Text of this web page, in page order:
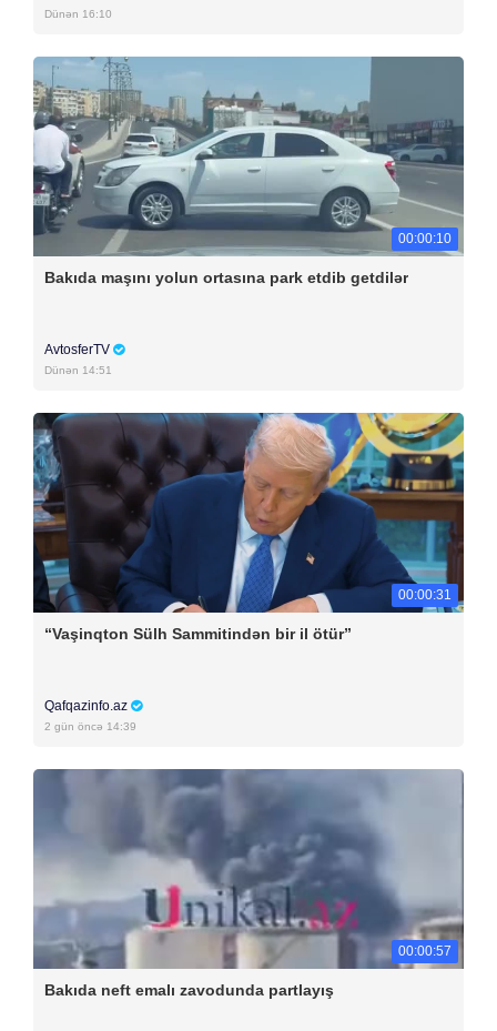
Dünən 16:10
00:00:10
Bakıda maşını yolun ortasına park etdib getdilər
AvtosferTV
Dünən 14:51
00:00:31
“Vaşinqton Sülh Sammitindən bir il ötür”
Qafqazinfo.az
2 gün öncə 14:39
00:00:57
Bakıda neft emalı zavodunda partlayış